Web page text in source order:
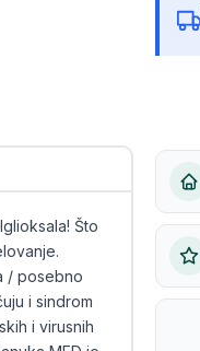
Što
/ posebno
i sindrom
i virusnih